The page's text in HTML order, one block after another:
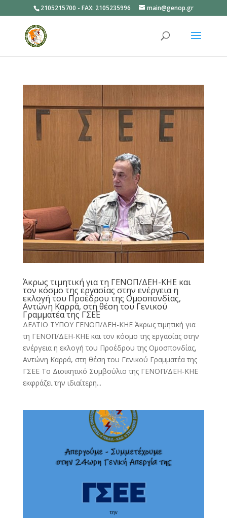
2105215700 - FAX: 2105235996 main@genop.gr
Άκρως τιμητική για τη ΓΕΝΟΠ/ΔΕΗ-ΚΗΕ και
τον κόσμο της εργασίας στην ενέργεια η
εκλογή του Προέδρου της Ομοσπονδίας,
Αντώνη Καρρά, στη θέση του Γενικού
Γραμματέα της ΓΣΕΕ
ΔΕΛΤΙΟ ΤΥΠΟΥ ΓΕΝΟΠ/ΔΕΗ-ΚΗΕ Άκρως τιμητική για
τη ΓΕΝΟΠ/ΔΕΗ-ΚΗΕ και τον κόσμο της εργασίας στην
ενέργεια η εκλογή του Προέδρου της Ομοσπονδίας,
Αντώνη Καρρά, στη θέση του Γενικού Γραμματέα της
ΓΣΕΕ Το Διοικητικό Συμβούλιο της ΓΕΝΟΠ/ΔΕΗ-ΚΗΕ
εκφράζει την ιδιαίτερη...